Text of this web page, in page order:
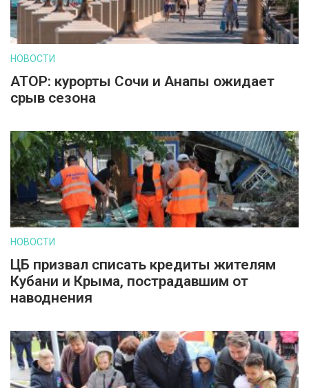
НОВОСТИ
АТОР: курорты Сочи и Анапы ожидает
срыв сезона
НОВОСТИ
ЦБ призвал списать кредиты жителям
Кубани и Крыма, пострадавшим от
наводнения